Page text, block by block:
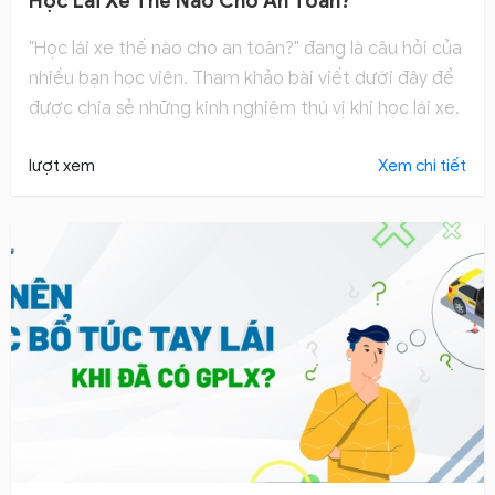
"Học lái xe thế nào cho an toàn?" đang là câu hỏi của
nhiều bạn học viên. Tham khảo bài viết dưới đây để
được chia sẻ những kinh nghiệm thú vị khi học lái xe.
lượt xem Xem chi tiết